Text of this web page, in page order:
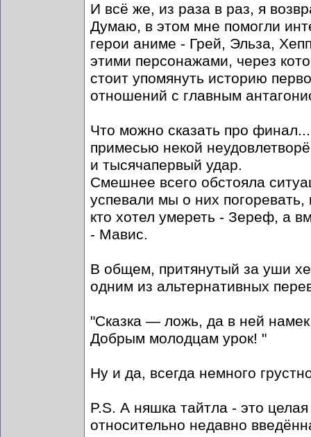
И всё же, из раза в раз, я
Думаю, в этом мне помогли
герои аниме - Грей, Эльза,
этими персонажами, через
стоит упомянуть историю
отношений с главным
Что можно сказать про
примесью некой
и тысячапервый удар.
Смешнее всего обстояла
успевали мы о них
кто хотел умереть - Зереф, а
- Мавис.
В общем, притянутый за уши
одним из альтернативных
"Сказка — ложь, да в ней
Добрым молодцам урок! "
Ну и да, всегда немного
P.S. А няшка тайтла - это
относительно недавно